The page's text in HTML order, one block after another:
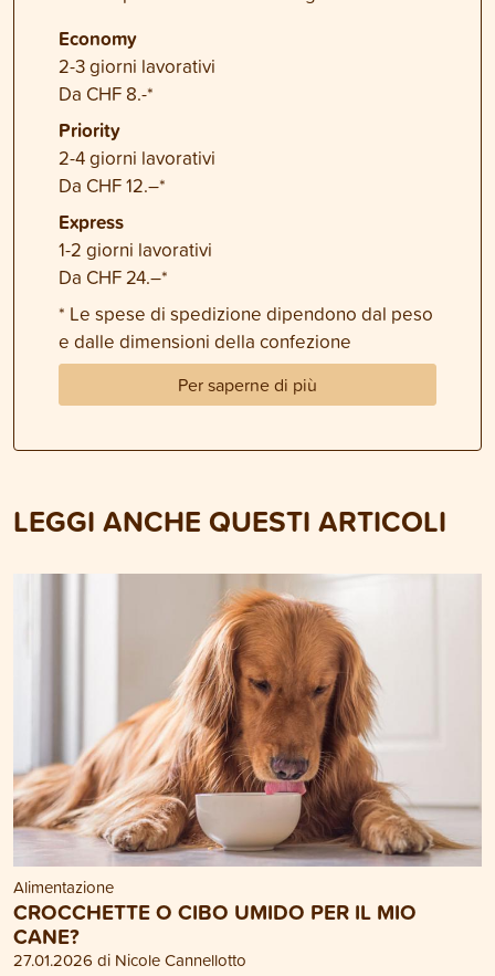
Economy
2-3 giorni lavorativi
Da CHF 8.-*
Priority
2-4 giorni lavorativi
Da CHF 12.–*
Express
1-2 giorni lavorativi
Da CHF 24.–*
* Le spese di spedizione dipendono dal peso
e dalle dimensioni della confezione
Per saperne di più
LEGGI ANCHE QUESTI ARTICOLI
Alimentazione
CROCCHETTE O CIBO UMIDO PER IL MIO
CANE?
27.01.2026 di Nicole Cannellotto